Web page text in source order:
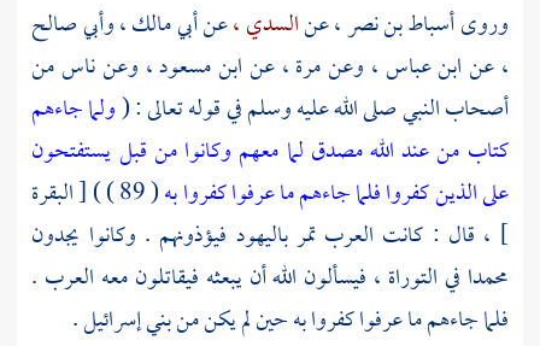
وروىأسباط بن نصر ،عنالسدي ،عنأبي مالك ،وأبي صالح
،عنابن عباس ، وعنمرة ،عنابن مسعود ، وعن ناس من
أصحاب النبي صلى الله عليه وسلم في قوله تعالى : (ولما جاءهم
كتاب من عند الله مصدق لما معهم وكانوا من قبل يستفتحون
على الذين كفروا فلما جاءهم ما عرفوا كفروا به
( 89 ) ) [ البقرة
] ، قال : كانت العرب تمرباليهود فيؤذونهم . وكانوا يجدون
محمدا في التوراة ، فيسألون الله أن يبعثه فيقاتلون معه العرب .
فلما جاءهم ما عرفوا كفروا به حين لم يكن منبني إسرائيل.